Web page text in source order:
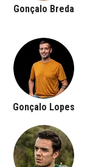
Gonçalo Breda
Gonçalo Lopes